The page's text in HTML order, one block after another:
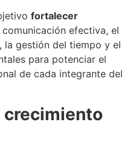
fortalecer
efectiva, el
la gestión del tiempo y el
para potenciar el
de cada integrante del
crecimiento